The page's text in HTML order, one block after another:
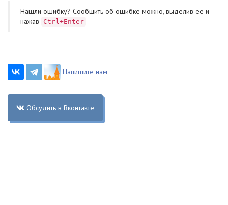
Нашли ошибку? Cообщить об ошибке можно, выделив ее и
нажав
Ctrl+Enter
Напишите нам
Обсудить в Вконтакте